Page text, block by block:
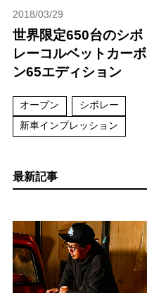
2018/03/29
世界限定650台のシボ
レーコルベットカーボ
ン65エディション
オープン
シボレー
新車インプレッション
最新記事